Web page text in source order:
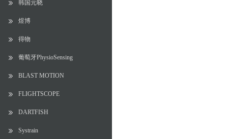
韩国元晓
煜博
得物
葡萄牙PhysioSensing
BLAST MOTION
FLIGHTSCOPE
DARTFISH
Systrain